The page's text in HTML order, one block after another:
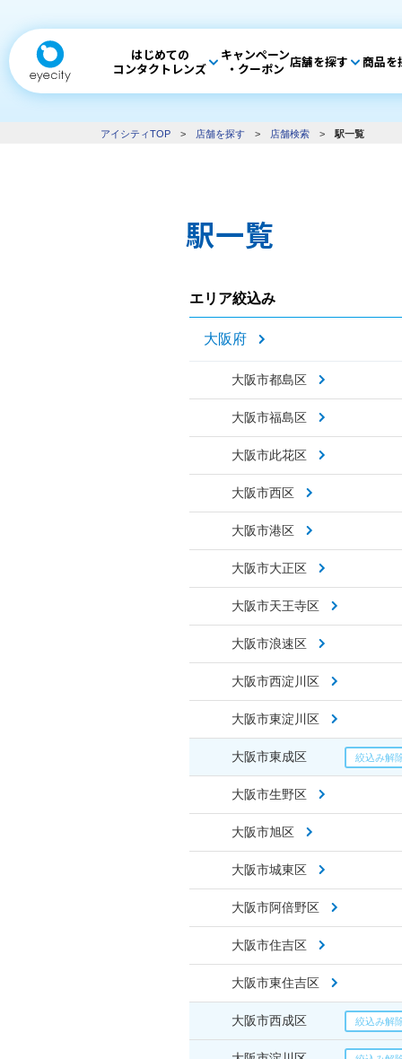
はじめての
コンタクトレンズ
キャンペーン
・クーポン 店舗を探す 商品を
アイシティTOP > 店舗を探す > 店舗検索 > 駅一覧
駅一覧
エリア絞込み
大阪府
大阪市都島区
大阪市福島区
大阪市此花区
大阪市西区
大阪市港区
大阪市大正区
大阪市天王寺区
大阪市浪速区
大阪市西淀川区
大阪市東淀川区
大阪市東成区
大阪市生野区
大阪市旭区
大阪市城東区
大阪市阿倍野区
大阪市住吉区
大阪市東住吉区
大阪市西成区